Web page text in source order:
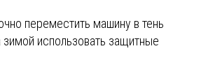
переместить машину в тень
зимой использовать защитные